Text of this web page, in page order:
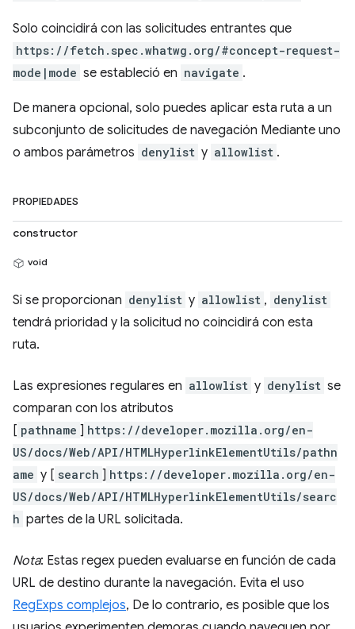
Solo coincidirá con las solicitudes entrantes que
https://fetch.spec.whatwg.org/#concept-request-
mode|mode se estableció en navigate .
De manera opcional, solo puedes aplicar esta ruta a un
subconjunto de solicitudes de navegación Mediante uno
o ambos parámetros denylist y allowlist .
PROPIEDADES
constructor
void
Si se proporcionan denylist y allowlist , denylist
tendrá prioridad y la solicitud no coincidirá con esta
ruta.
Las expresiones regulares en allowlist y denylist se
comparan con los atributos
[ pathname ] https://developer.mozilla.org/en-
US/docs/Web/API/HTMLHyperlinkElementUtils/pathn
ame y [ search ] https://developer.mozilla.org/en-
US/docs/Web/API/HTMLHyperlinkElementUtils/searc
h partes de la URL solicitada.
Nota: Estas regex pueden evaluarse en función de cada
URL de destino durante la navegación. Evita el uso
RegExps complejos, De lo contrario, es posible que los